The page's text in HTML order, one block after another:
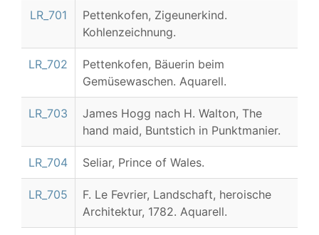
LR_701
Pettenkofen, Zigeunerkind.
Kohlenzeichnung.
LR_702
Pettenkofen, Bäuerin beim
Gemüsewaschen. Aquarell.
LR_703
James Hogg nach H. Walton, The
hand maid, Buntstich in Punktmanier.
LR_704 Seliar, Prince of Wales.
LR_705
F. Le Fevrier, Landschaft, heroische
Architektur, 1782. Aquarell.